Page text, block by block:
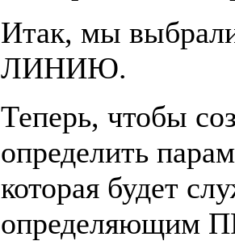
Итак, мы выбрали
ЛИНИЮ.
Теперь, чтобы
определить
которая будет
определяющим